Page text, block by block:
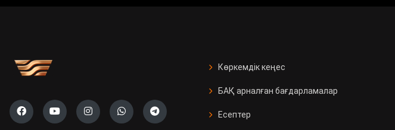
Көркемдік кеңес
БАҚ арналған бағдарламалар
Есептер